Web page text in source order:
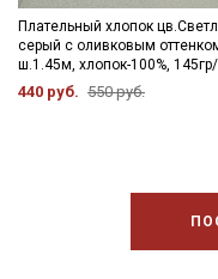
Плательный хлопок
серый с оливковым
ш.1.45м, хлопок-100%,
440 руб. 550 руб.